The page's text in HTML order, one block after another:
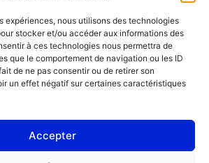
expériences, nous utilisons des technologies
stocker et/ou accéder aux informations des
à ces technologies nous permettra de
que le comportement de navigation ou les ID
de ne pas consentir ou de retirer son
un effet négatif sur certaines caractéristiques
Accepter